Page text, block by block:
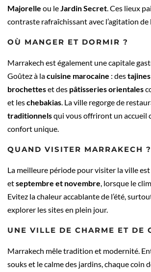
Majorelle ou leJardin Secret. Ces lieux
contraste rafraîchissant avec l’agitation de
OÙ MANGER ET DORMIR ?
Marrakech est également une capitale
Goûtez à lacuisine marocaine : destajines
brochetteset des pâtisseries orientales
et leschebakias. La ville regorge de
traditionnelsqui vous offriront un accueil
confort unique.
QUAND VISITER MARRAKECH ?
La meilleure période pour visiter la ville
etseptembre et novembre, lorsque le
Evitez la chaleur accablante de l’été,
explorer les sites en plein jour.
UNE VILLE DE CHARME ET DE
Marrakech mêle tradition et modernité.
souks et le calme des jardins, chaque coin